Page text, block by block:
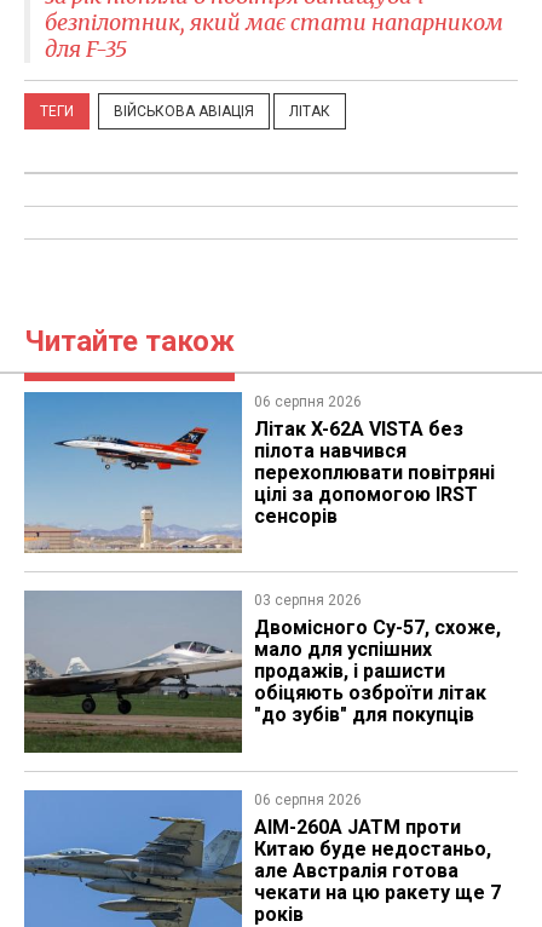
безпілотник, який має стати напарником
для F-35
ТЕГИ ВІЙСЬКОВА АВІАЦІЯ ЛІТАК
Читайте також
06 серпня 2026
Літак X-62A VISTA без
пілота навчився
перехоплювати повітряні
цілі за допомогою IRST
сенсорів
03 серпня 2026
Двомісного Су-57, схоже,
мало для успішних
продажів, і рашисти
обіцяють озброїти літак
"до зубів" для покупців
06 серпня 2026
AIM-260A JATM проти
Китаю буде недостаньо,
але Австралія готова
чекати на цю ракету ще 7
років